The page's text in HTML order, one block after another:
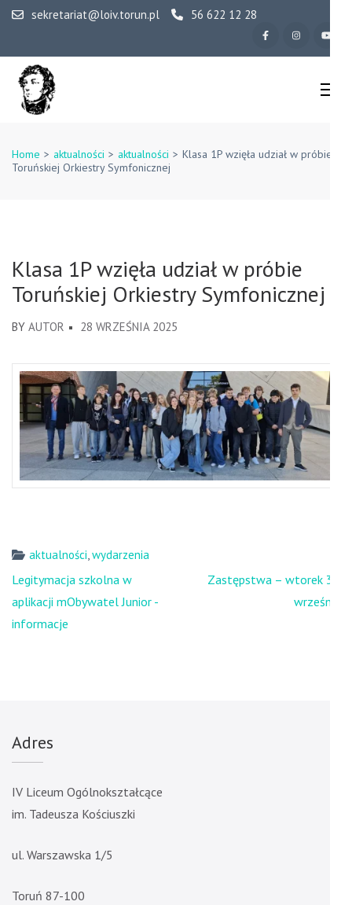
Skip
content
(Press
Enter)
sekretariat@loiv.torun.pl 56 622 12 28
Ogólnokształcące w
Home > aktualności > aktualności > Klasa 1P wzięła udział w próbie
Toruńskiej Orkiestry Symfonicznej
Klasa 1P wzięła udział w próbie
Toruńskiej Orkiestry Symfonicznej
BY AUTOR 28 WRZEŚNIA 2025
aktualności,wydarzenia
Nawigacja
wpisu
Legitymacja szkolna w
aplikacji mObywatel Junior -
informacje
Zastępstwa – wtorek 30
września
Adres
IV Liceum Ogólnokształcące
im. Tadeusza Kościuszki
ul. Warszawska 1/5
Toruń 87-100